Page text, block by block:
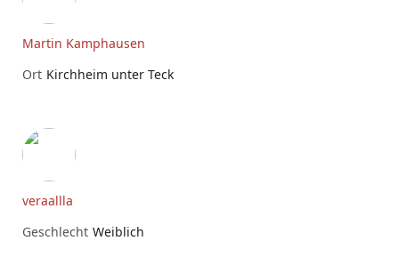
Martin Kamphausen
Ort Kirchheim unter Teck
veraallla
Geschlecht Weiblich